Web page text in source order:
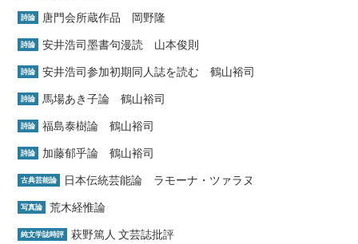
詩論 唐門会所蔵作品 岡野隆
詩論 安井浩司墨書句漫読 山本俊則
詩論 安井浩司参加初期同人誌を読む 鶴山裕司
詩論 馬場あき子論 鶴山裕司
詩論 福島泰樹論 鶴山裕司
詩論 加藤郁乎論 鶴山裕司
古典芸能論 日本伝統芸能論 ラモーナ・ツァラヌ
写真論 荒木経惟論
純文学誌時評 萩野篤人 文芸誌批評